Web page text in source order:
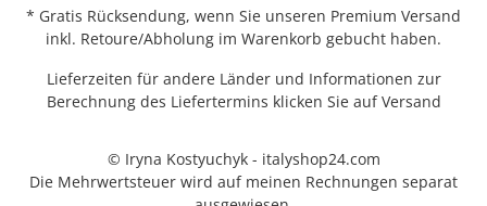
* Gratis Rücksendung, wenn Sie unseren Premium Versand
inkl. Retoure/Abholung im Warenkorb gebucht haben.
Lieferzeiten für andere Länder und Informationen zur
Berechnung des Liefertermins klicken Sie auf Versand
© Iryna Kostyuchyk - italyshop24.com
Die Mehrwertsteuer wird auf meinen Rechnungen separat